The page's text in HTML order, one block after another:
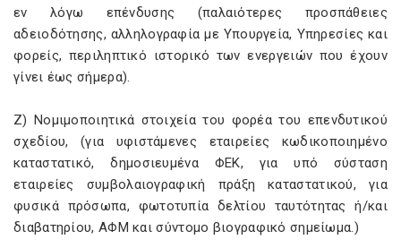
εν λόγω επένδυσης (παλαιότερες προσπάθειες
αδειοδότησης, αλληλογραφία με Υπουργεία, Υπηρεσίες και
φορείς, περιληπτικό ιστορικό των ενεργειών που έχουν
γίνει έως σήμερα).
Ζ) Νομιμοποιητικά στοιχεία του φορέα του επενδυτικού
σχεδίου, (για υφιστάμενες εταιρείες κωδικοποιημένο
καταστατικό, δημοσιευμένα ΦΕΚ, για υπό σύσταση
εταιρείες συμβολαιογραφική πράξη καταστατικού, για
φυσικά πρόσωπα, φωτοτυπία δελτίου ταυτότητας ή/και
διαβατηρίου, ΑΦΜ και σύντομο βιογραφικό σημείωμα.)